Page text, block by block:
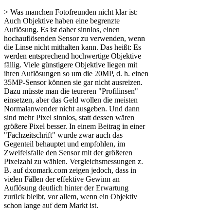
> Was manchen Fotofreunden nicht klar ist:
Auch Objektive haben eine begrenzte
Auflösung. Es ist daher sinnlos, einen
hochauflösenden Sensor zu verwenden, wenn
die Linse nicht mithalten kann. Das heißt: Es
werden entsprechend hochwertige Objektive
fällig. Viele günstigere Objektive liegen mit
ihren Auflösungen so um die 20MP, d. h. einen
35MP-Sensor können sie gar nicht ausreizen.
Dazu müsste man die teureren "Profilinsen"
einsetzen, aber das Geld wollen die meisten
Normalanwender nicht ausgeben. Und dann
sind mehr Pixel sinnlos, statt dessen wären
größere Pixel besser. In einem Beitrag in einer
"Fachzeitschrift" wurde zwar auch das
Gegenteil behauptet und empfohlen, im
Zweifelsfalle den Sensor mit der größeren
Pixelzahl zu wählen. Vergleichsmessungen z.
B. auf dxomark.com zeigen jedoch, dass in
vielen Fällen der effektive Gewinn an
Auflösung deutlich hinter der Erwartung
zurück bleibt, vor allem, wenn ein Objektiv
schon lange auf dem Markt ist.